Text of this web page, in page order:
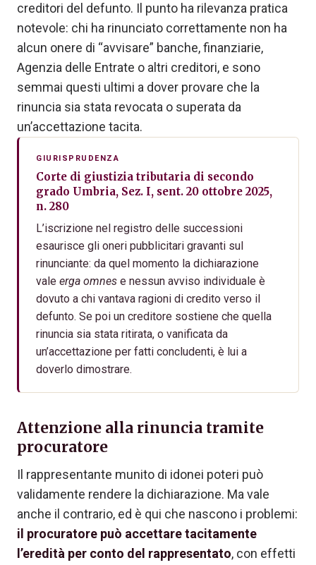
creditori del defunto. Il punto ha rilevanza pratica
notevole: chi ha rinunciato correttamente non ha
alcun onere di “avvisare” banche, finanziarie,
Agenzia delle Entrate o altri creditori, e sono
semmai questi ultimi a dover provare che la
rinuncia sia stata revocata o superata da
un’accettazione tacita.
GIURISPRUDENZA
Corte di giustizia tributaria di secondo
grado Umbria, Sez. I, sent. 20 ottobre 2025,
n. 280
L’iscrizione nel registro delle successioni
esaurisce gli oneri pubblicitari gravanti sul
rinunciante: da quel momento la dichiarazione
vale erga omnes e nessun avviso individuale è
dovuto a chi vantava ragioni di credito verso il
defunto. Se poi un creditore sostiene che quella
rinuncia sia stata ritirata, o vanificata da
un’accettazione per fatti concludenti, è lui a
doverlo dimostrare.
Attenzione alla rinuncia tramite
procuratore
Il rappresentante munito di idonei poteri può
validamente rendere la dichiarazione. Ma vale
anche il contrario, ed è qui che nascono i problemi:
il procuratore può accettare tacitamente
l’eredità per conto del rappresentato, con effetti